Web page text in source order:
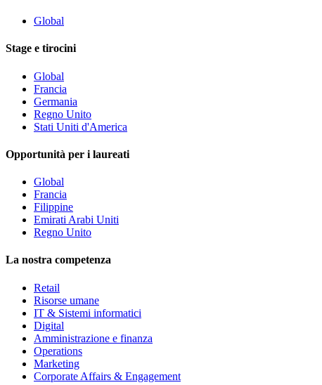
Global
Stage e tirocini
Global
Francia
Germania
Regno Unito
Stati Uniti d'America
Opportunità per i laureati
Global
Francia
Filippine
Emirati Arabi Uniti
Regno Unito
La nostra competenza
Retail
Risorse umane
IT & Sistemi informatici
Digital
Amministrazione e finanza
Operations
Marketing
Corporate Affairs & Engagement